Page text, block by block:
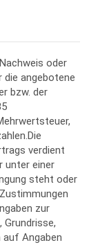
oder
die angebotene
bzw. der
verdient
unter einer
steht oder
zur
auf Angaben